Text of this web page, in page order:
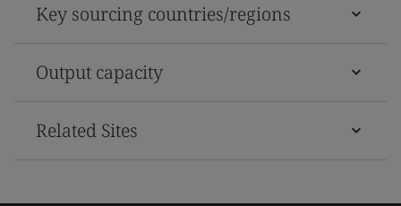
Key sourcing countries/regions
Output capacity
Related Sites